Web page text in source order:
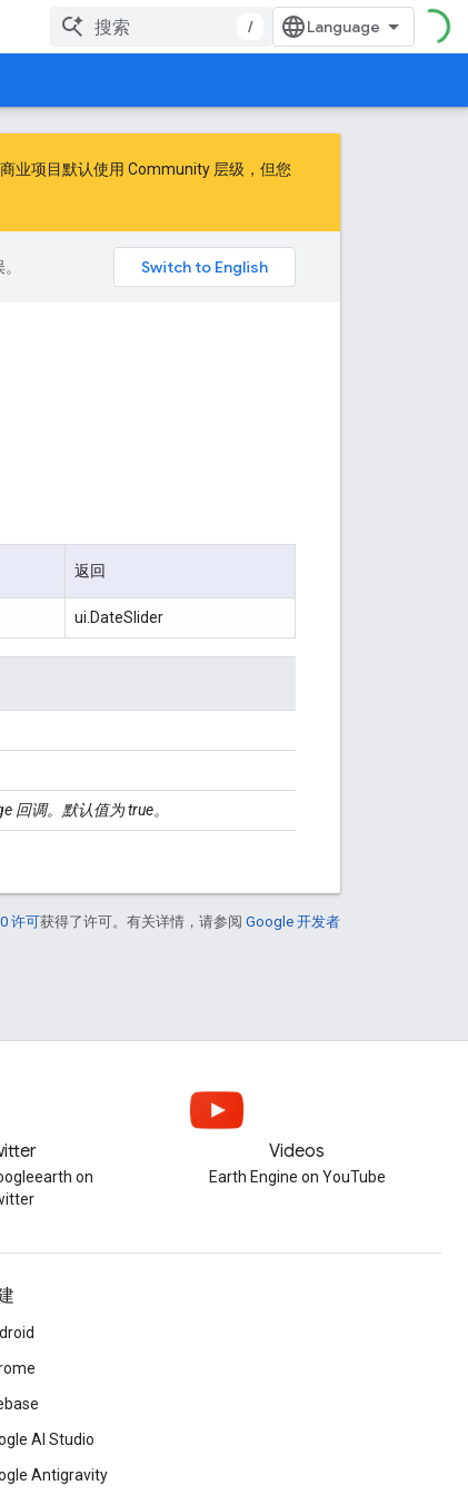
/
业项目默认使用 Community 层级，但您
返回
ui.DateSlider
回调。默认值为 true。
许可获得了许可。有关详情，请参阅 Google 开发者
on
Videos
Earth Engine on YouTube
AI Studio
Antigravity